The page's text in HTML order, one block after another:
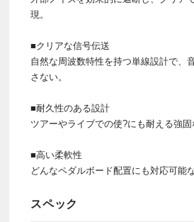
現。
■クリアな信号伝送
自然な周波数特性を持つ単線設計で、
さない。
■耐久性のある設計
ツアーやライブでの使?にも耐える強固
■高い柔軟性
どんなペダルボード配置にも対応可能
スペック